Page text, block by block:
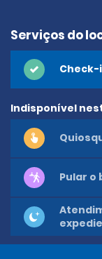
Serviços do
Check-
Indisponível
Pular o